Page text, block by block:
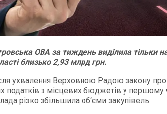
ОВА за тиждень виділила тільки
близько 2,93 млрд грн.
ухвалення Верховною Радою закону
податків з місцевих бюджетів у першому
різко збільшила об‘єми закупівель.